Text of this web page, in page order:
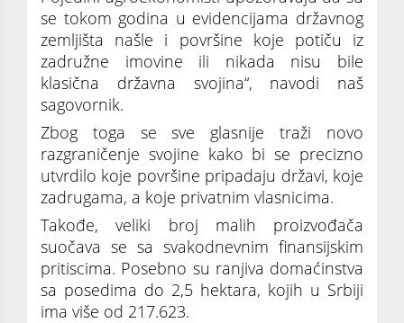
se tokom godina u evidencijama državnog
zemljišta našle i površine koje potiču iz
zadružne imovine ili nikada nisu bile
klasična državna svojina“, navodi naš
sagovornik.
Zbog toga se sve glasnije traži novo
razgraničenje svojine kako bi se precizno
utvrdilo koje površine pripadaju državi, koje
zadrugama, a koje privatnim vlasnicima.
Takođe, veliki broj malih proizvođača
suočava se sa svakodnevnim finansijskim
pritiscima. Posebno su ranjiva domaćinstva
sa posedima do 2,5 hektara, kojih u Srbiji
ima više od 217.623.